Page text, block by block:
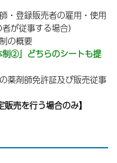
・登録販売者の雇用・使用
が従事する場合）
の概要
制②」どちらのシートも提
薬剤師免許証及び販売従事
販売を行う場合のみ】